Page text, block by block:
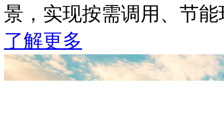
景，实现按需调用、节
了解更多